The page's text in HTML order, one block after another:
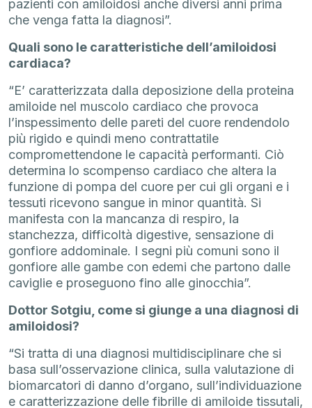
pazienti con amiloidosi anche diversi anni prima
che venga fatta la diagnosi”.
Quali sono le caratteristiche dell’amiloidosi
cardiaca?
“E’ caratterizzata dalla deposizione della proteina
amiloide nel muscolo cardiaco che provoca
l’inspessimento delle pareti del cuore rendendolo
più rigido e quindi meno contrattatile
compromettendone le capacità performanti. Ciò
determina lo scompenso cardiaco che altera la
funzione di pompa del cuore per cui gli organi e i
tessuti ricevono sangue in minor quantità. Si
manifesta con la mancanza di respiro, la
stanchezza, difficoltà digestive, sensazione di
gonfiore addominale. I segni più comuni sono il
gonfiore alle gambe con edemi che partono dalle
caviglie e proseguono fino alle ginocchia”.
Dottor Sotgiu, come si giunge a una diagnosi di
amiloidosi?
“Si tratta di una diagnosi multidisciplinare che si
basa sull’osservazione clinica, sulla valutazione di
biomarcatori di danno d’organo, sull’individuazione
e caratterizzazione delle fibrille di amiloide tissutali,